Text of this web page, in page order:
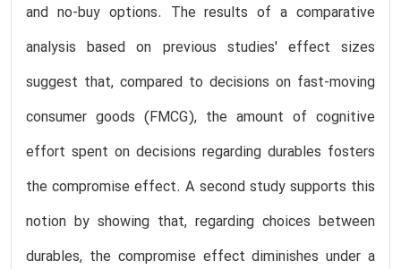
and no-buy options. The results of a comparative
analysis based on previous studies' effect sizes
suggest that, compared to decisions on fast-moving
consumer goods (FMCG), the amount of cognitive
effort spent on decisions regarding durables fosters
the compromise effect. A second study supports this
notion by showing that, regarding choices between
durables, the compromise effect diminishes under a